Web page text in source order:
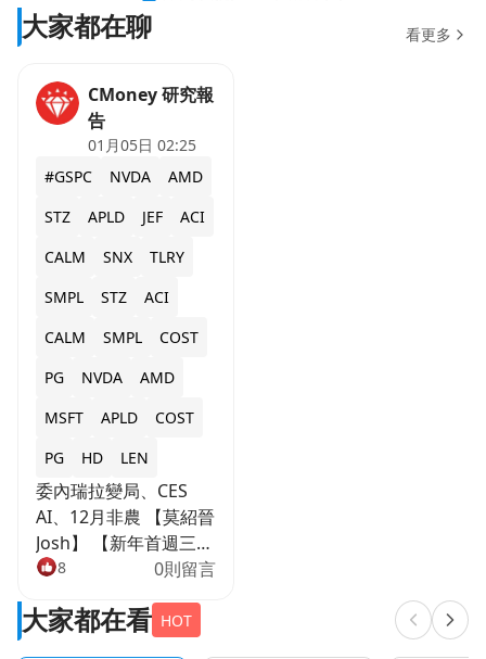
大家都在聊 看更多
CMoney 研究報
告
01月05日 02:25
#GSPC
NVDA
AMD
STZ
APLD JEF
ACI
CALM
SNX
TLRY
SMPL
STZ
ACI
CALM
SMPL
COST
PG
NVDA
AMD
MSFT
APLD
COST
PG
HD LEN
委內瑞拉變局、CES
AI、12月非農 【莫紹晉
Josh】 【新年首週三大
變數交織：地緣風險、
息】 新年首個完整交易
8 0則留言
大家都在看 HOT